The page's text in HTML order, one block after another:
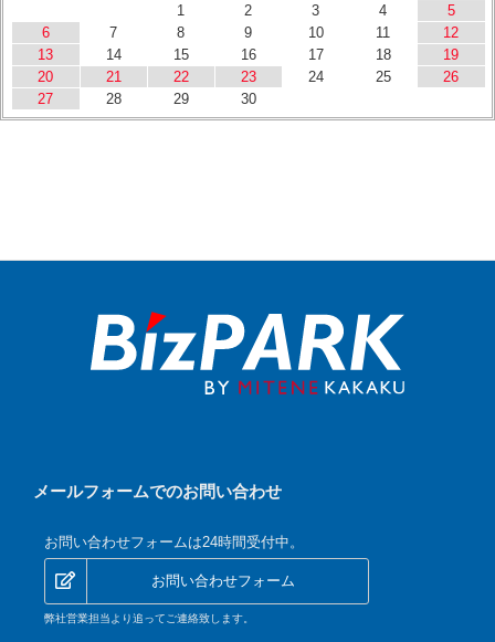
1
2 3 4
5
6
7 8 9 10 11
12
13
14 15 16 17 18
19
20
21 22 23 24 25
26
27
28 29 30
メールフォームでのお問い合わせ
お問い合わせフォームは24時間受付中。
お問い合わせフォーム
弊社営業担当より追ってご連絡致します。